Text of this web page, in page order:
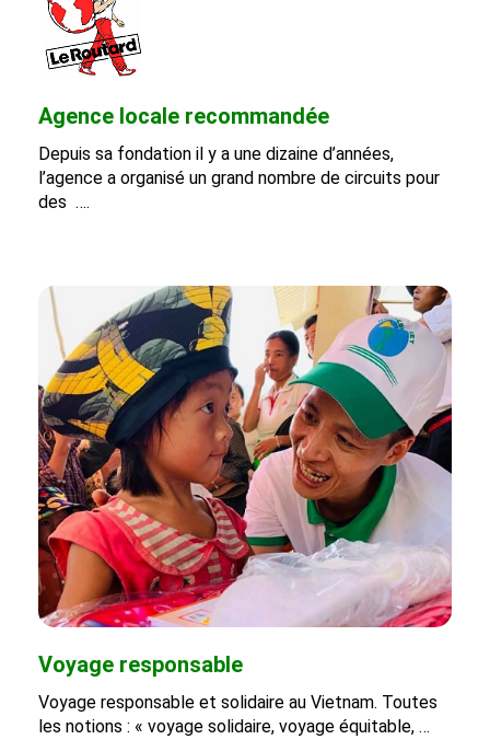
Agence locale recommandée
Depuis sa fondation il y a une dizaine d’années,
l’agence a organisé un grand nombre de circuits pour
des ….
Voyage responsable
Voyage responsable et solidaire au Vietnam. Toutes
les notions : « voyage solidaire, voyage équitable, …